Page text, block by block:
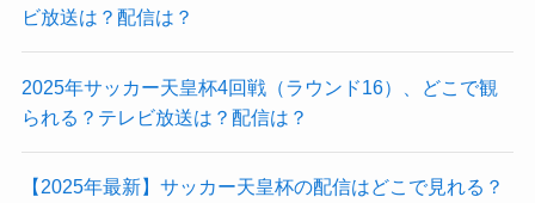
ビ放送は？配信は？
2025年サッカー天皇杯4回戦（ラウンド16）、どこで観
られる？テレビ放送は？配信は？
【2025年最新】サッカー天皇杯の配信はどこで見れる？